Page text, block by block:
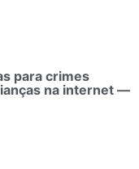
para crimes
na internet —